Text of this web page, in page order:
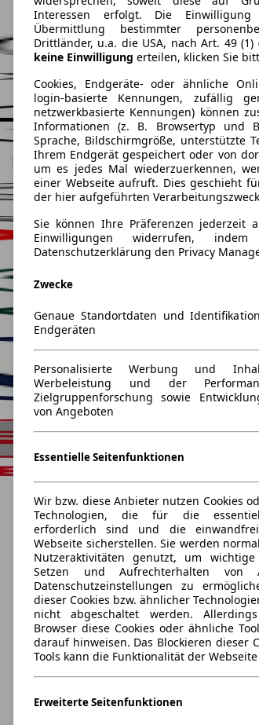
Interessen erfolgt. Die
Übermittlung bestimmter
Drittländer, u.a. die USA, nach Art. 49 (1)
keine Einwilligung erteilen, klicken Sie
Cookies, Endgeräte- oder ähnliche
login-basierte Kennungen, zufällig
netzwerkbasierte Kennungen) können
Informationen (z. B. Browsertyp und
Sprache, Bildschirmgröße, unterstützte
Ihrem Endgerät gespeichert oder von
um es jedes Mal wiederzuerkennen,
einer Webseite aufruft. Dies geschieht
der hier aufgeführten
Sie können Ihre Präferenzen jederzeit
Einwilligungen widerrufen,
Datenschutzerklärung den Privacy
Zwecke
Genaue Standortdaten und
Endgeräten
Personalisierte Werbung und
Werbeleistung und der
Zielgruppenforschung sowie
von Angeboten
Essentielle Seitenfunktionen
Wir bzw. diese Anbieter nutzen Cookies
Technologien, die für die
erforderlich sind und die
Webseite sicherstellen. Sie werden
Nutzeraktivitäten genutzt, um
Setzen und Aufrechterhalten von
Datenschutzeinstellungen zu
dieser Cookies bzw. ähnlicher
nicht abgeschaltet werden.
Browser diese Cookies oder ähnliche
darauf hinweisen. Das Blockieren dieser
Tools kann die Funktionalität der
Erweiterte Seitenfunktionen